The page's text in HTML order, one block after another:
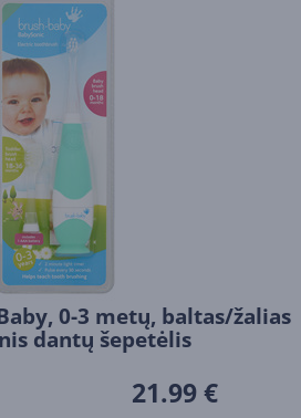
0-3 metų, baltas/žalias
dantų šepetėlis
21.99 €